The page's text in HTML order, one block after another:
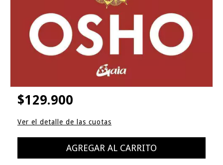
$129.900
Ver el detalle de las cuotas